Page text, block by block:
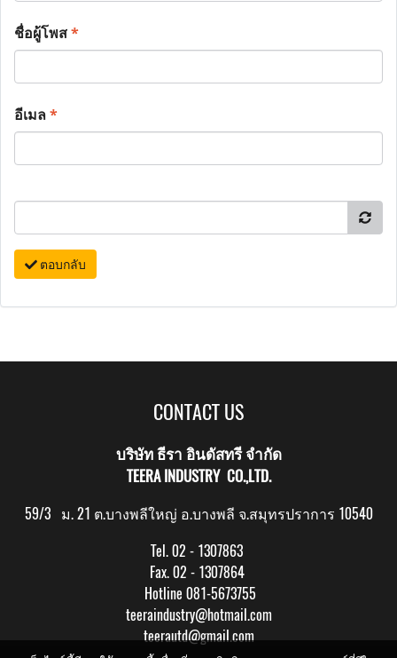
ชื่อผู้โพส*
อีเมล*
ตอบกลับ
CONTACT US
บริษัท ธีรา อินดัสทรี จำกัด
TEERA INDUSTRY CO.,LTD.
59/3 ม. 21 ต.บางพลีใหญ่ อ.บางพลี จ.สมุทรปราการ 10540
Tel. 02 - 1307863
Fax. 02 - 1307864
Hotline 081-5673755
teeraindustry@hotmail.com
teerautd@gmail.com